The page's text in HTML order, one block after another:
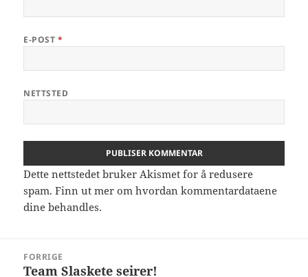
E-POST *
NETTSTED
Dette nettstedet bruker Akismet for å redusere
spam.Finn ut mer om hvordan kommentardataene
dine behandles.
FORRIGE
Forrige
Team Slaskete seirer!